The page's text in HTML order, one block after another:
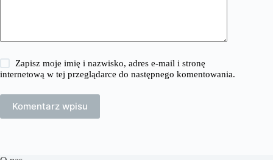
Zapisz moje imię i nazwisko, adres e-mail i stronę
internetową w tej przeglądarce do następnego komentowania.
Komentarz wpisu